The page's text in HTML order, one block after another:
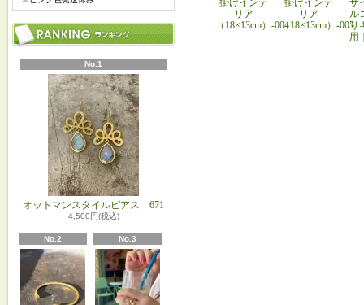
No.1
オットマンスタイルピアス 671
4,500円(税込)
No.2 No.3
リア
（18×13cm）-004
リア
（18×13cm）-005
ル
り
用